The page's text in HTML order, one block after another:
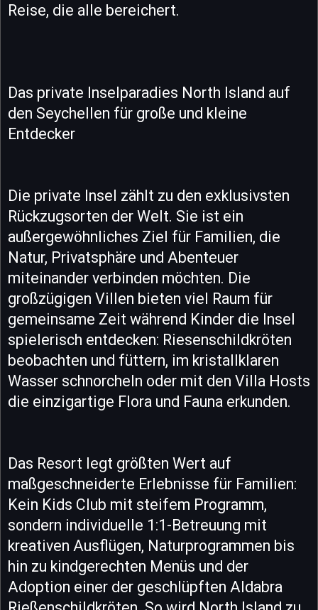
Reise, die alle bereichert.
Das private Inselparadies North Island auf
den Seychellen für große und kleine
Entdecker
Die private Insel zählt zu den exklusivsten
Rückzugsorten der Welt. Sie ist ein
außergewöhnliches Ziel für Familien, die
Natur, Privatsphäre und Abenteuer
miteinander verbinden möchten. Die
großzügigen Villen bieten viel Raum für
gemeinsame Zeit während Kinder die Insel
spielerisch entdecken: Riesenschildkröten
beobachten und füttern, im kristallklaren
Wasser schnorcheln oder mit den Villa Hosts
die einzigartige Flora und Fauna erkunden.
Das Resort legt größten Wert auf
maßgeschneiderte Erlebnisse für Familien:
Kein Kids Club mit steifem Programm,
sondern individuelle 1:1-Betreuung mit
kreativen Ausflügen, Naturprogrammen bis
hin zu kindgerechten Menüs und der
Adoption einer der geschlüpften Aldabra